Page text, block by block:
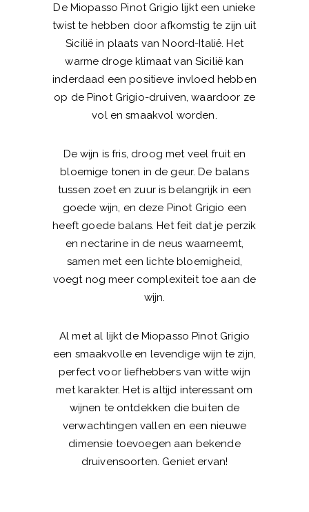
De Miopasso Pinot Grigio lijkt een unieke
twist te hebben door afkomstig te zijn uit
Sicilië in plaats van Noord-Italië. Het
warme droge klimaat van Sicilië kan
inderdaad een positieve invloed hebben
op de Pinot Grigio-druiven, waardoor ze
vol en smaakvol worden.
De wijn is fris, droog met veel fruit en
bloemige tonen in de geur. De balans
tussen zoet en zuur is belangrijk in een
goede wijn, en deze Pinot Grigio een
heeft goede balans. Het feit dat je perzik
en nectarine in de neus waarneemt,
samen met een lichte bloemigheid,
voegt nog meer complexiteit toe aan de
wijn.
Al met al lijkt de Miopasso Pinot Grigio
een smaakvolle en levendige wijn te zijn,
perfect voor liefhebbers van witte wijn
met karakter. Het is altijd interessant om
wijnen te ontdekken die buiten de
verwachtingen vallen en een nieuwe
dimensie toevoegen aan bekende
druivensoorten. Geniet ervan!